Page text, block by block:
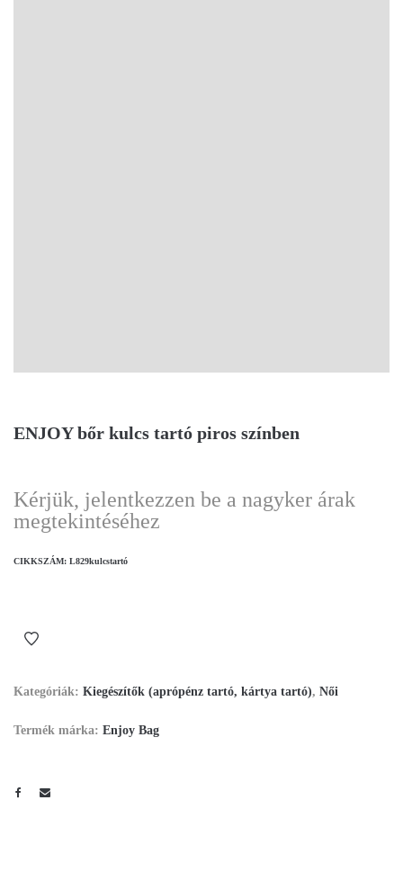
ENJOY bőr kulcs tartó piros színben
Kérjük, jelentkezzen be a nagyker árak
megtekintéséhez
CIKKSZÁM: L829kulcstartó
Kategóriák: Kiegészítők (aprópénz tartó, kártya tartó), Női
Termék márka: Enjoy Bag